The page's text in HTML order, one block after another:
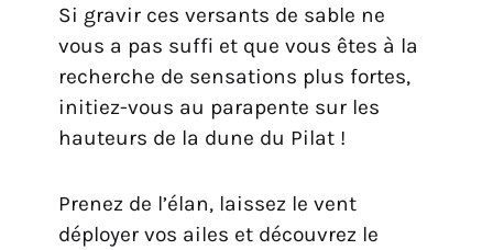
Si gravir ces versants de sable ne
vous a pas suffi et que vous êtes à la
recherche de sensations plus fortes,
initiez-vous au parapente sur les
hauteurs de la dune du Pilat !
Prenez de l’élan, laissez le vent
déployer vos ailes et découvrez le